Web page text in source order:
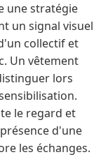
une stratégie
un signal visuel
collectif et
Un vêtement
lors
le regard et
d'une
les échanges.